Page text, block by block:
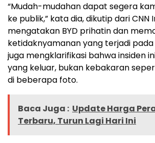
“Mudah-mudahan dapat segera
ke publik,” kata dia, dikutip dari CNN
mengatakan BYD prihatin dan
ketidaknyamanan yang terjadi pada
juga mengklarifikasi bahwa insiden
yang keluar, bukan kebakaran
di beberapa foto.
Baca Juga : Update Harga
Terbaru, Turun Lagi Hari Ini